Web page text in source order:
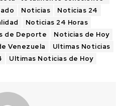
Noticias
Noticias 24
Noticias 24 Horas
de Deporte
Noticias de Hoy
Venezuela
Ultimas Noticias
Ultimas Noticias de Hoy